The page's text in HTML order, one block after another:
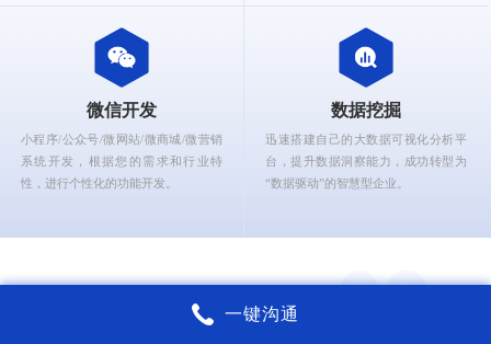
微信开发
小程序/公众号/微网站/微商城/微营销
系统开发，根据您的需求和行业特
性，进行个性化的功能开发。
数据挖掘
迅速搭建自己的大数据可视化分析平
台，提升数据洞察能力，成功转型为
“数据驱动”的智慧型企业。
锐智互动核心能力
一键沟通